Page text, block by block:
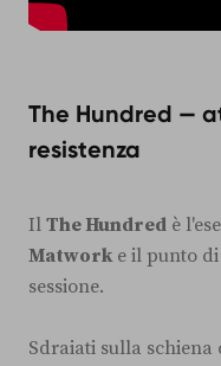
The Hundred —
resistenza
Il The Hundred è
Matworke il punto di
sessione.
Sdraiati sulla schiena